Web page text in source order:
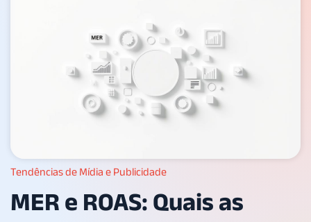
Tendências de Mídia e Publicidade
MER e ROAS: Quais as